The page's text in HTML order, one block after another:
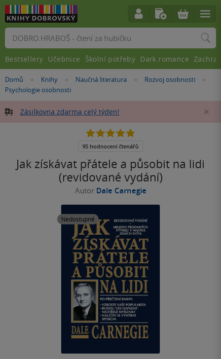
Nacházíte
se
Domů »Knihy »Naučná literatura »
Rozvoj osobnosti
Psychologie osobnosti
Zásilkovna zdarma celý týden!
Jak získávat přátele a působit na lidi
(revidované vydání)
Autor Dale Carnegie
Nedostupné
4.8
5
95 hodnocení čtenářů
Vyhledávání
Bestsellery Učebnice Školní potřeby Dark romance